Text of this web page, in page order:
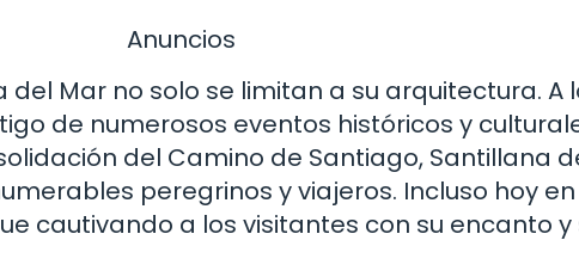
Anuncios
del Mar no solo se limitan a su arquitectura. A
de numerosos eventos históricos y
del Camino de Santiago, Santillana
peregrinos y viajeros. Incluso hoy
cautivando a los visitantes con su encanto y